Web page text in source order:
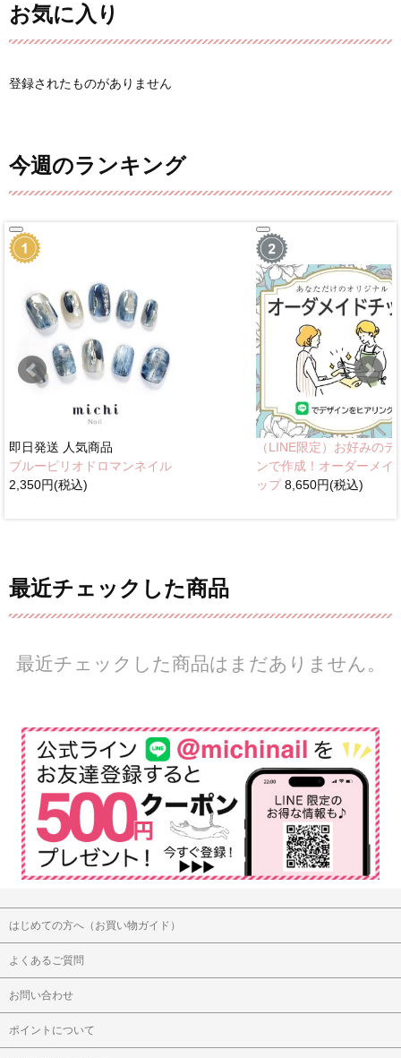
お気に入り
登録されたものがありません
今週のランキング
即日発送 人気商品
ブルーピリオドロマンネイル
2,350円(税込)
（LINE限定）お好みのデ
ンで作成！オーダーメイ
ップ8,650円(税込)
最近チェックした商品
最近チェックした商品はまだありません。
はじめての方へ（お買い物ガイド）
よくあるご質問
お問い合わせ
ポイントについて